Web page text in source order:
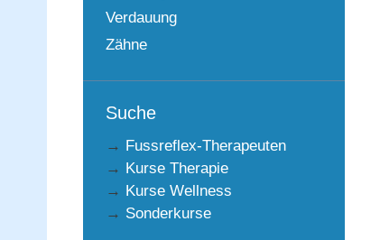
Verdauung
Zähne
Suche
→ Fussreflex-Therapeuten
→ Kurse Therapie
→ Kurse Wellness
→ Sonderkurse